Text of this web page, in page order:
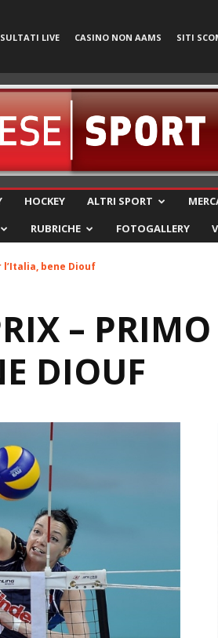
LIVE CASINO NON AAMS SITI
HOCKEY ALTRI SPORT
RUBRICHE FOTOGALLERY
bene Diouf
–
DIOUF